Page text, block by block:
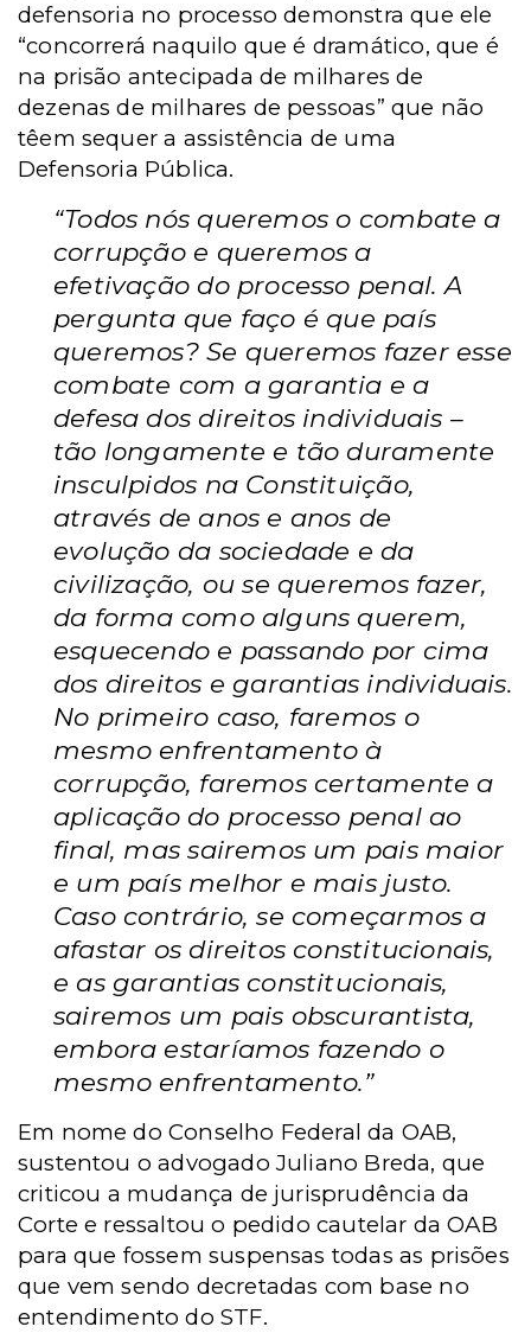
defensoria no processo demonstra que ele
“concorrerá naquilo que é dramático, que é
na prisão antecipada de milhares de
dezenas de milhares de pessoas” que não
têem sequer a assistência de uma
Defensoria Pública.
“Todos nós queremos o combate a
corrupção e queremos a
efetivação do processo penal. A
pergunta que faço é que país
queremos? Se queremos fazer esse
combate com a garantia e a
defesa dos direitos individuais –
tão longamente e tão duramente
insculpidos na Constituição,
através de anos e anos de
evolução da sociedade e da
civilização, ou se queremos fazer,
da forma como alguns querem,
esquecendo e passando por cima
dos direitos e garantias individuais.
No primeiro caso, faremos o
mesmo enfrentamento à
corrupção, faremos certamente a
aplicação do processo penal ao
final, mas sairemos um pais maior
e um país melhor e mais justo.
Caso contrário, se começarmos a
afastar os direitos constitucionais,
e as garantias constitucionais,
sairemos um pais obscurantista,
embora estaríamos fazendo o
mesmo enfrentamento.”
Em nome do Conselho Federal da OAB,
sustentou o advogado Juliano Breda, que
criticou a mudança de jurisprudência da
Corte e ressaltou o pedido cautelar da OAB
para que fossem suspensas todas as prisões
que vem sendo decretadas com base no
entendimento do STF.